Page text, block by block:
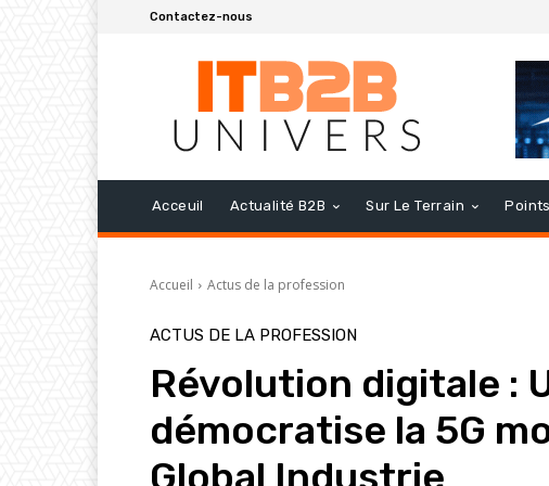
Contactez-nous
Acceuil Actualité B2B Sur Le Terrain
Accueil Actus de la profession
ACTUS DE LA PROFESSION
Révolution digitale :
démocratise la 5G